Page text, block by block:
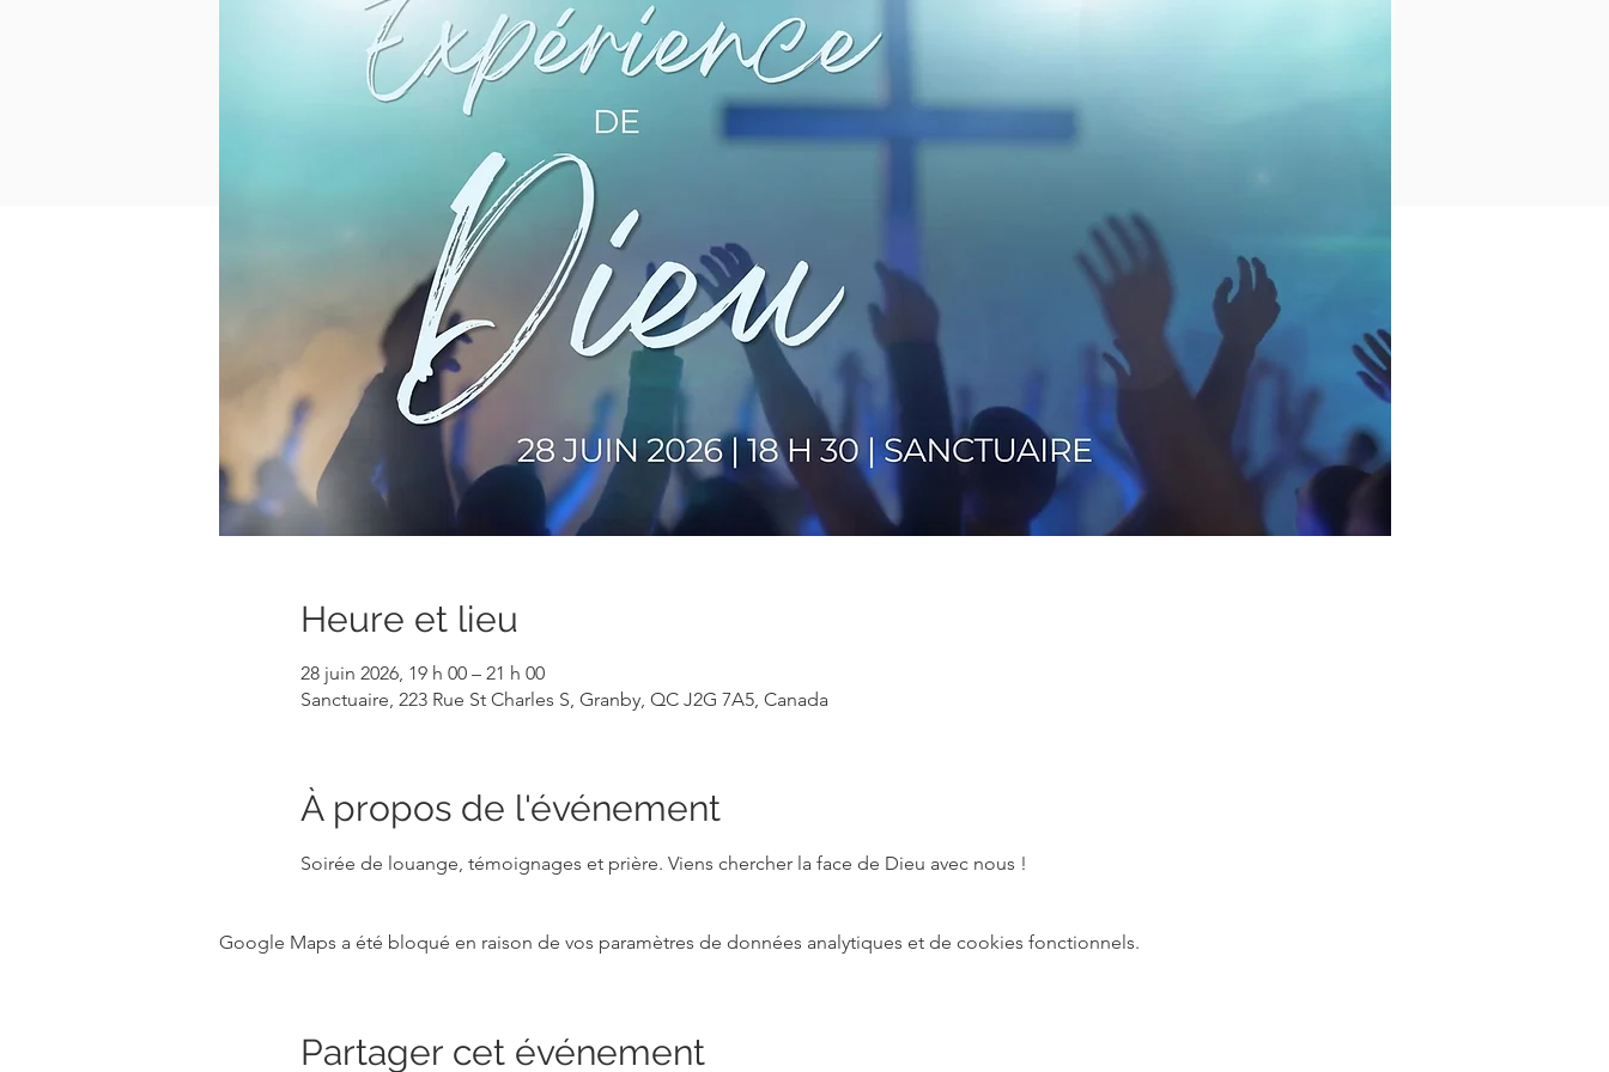
Heure et lieu
28 juin 2026, 19 h 00 – 21 h 00
Sanctuaire, 223 Rue St Charles S, Granby, QC J2G 7A5, Canada
À propos de l'événement
Soirée de louange, témoignages et prière. Viens chercher la face de Dieu avec nous !
Google Maps a été bloqué en raison de vos paramètres de données analytiques et de cookies fonctionnels.
Partager cet événement